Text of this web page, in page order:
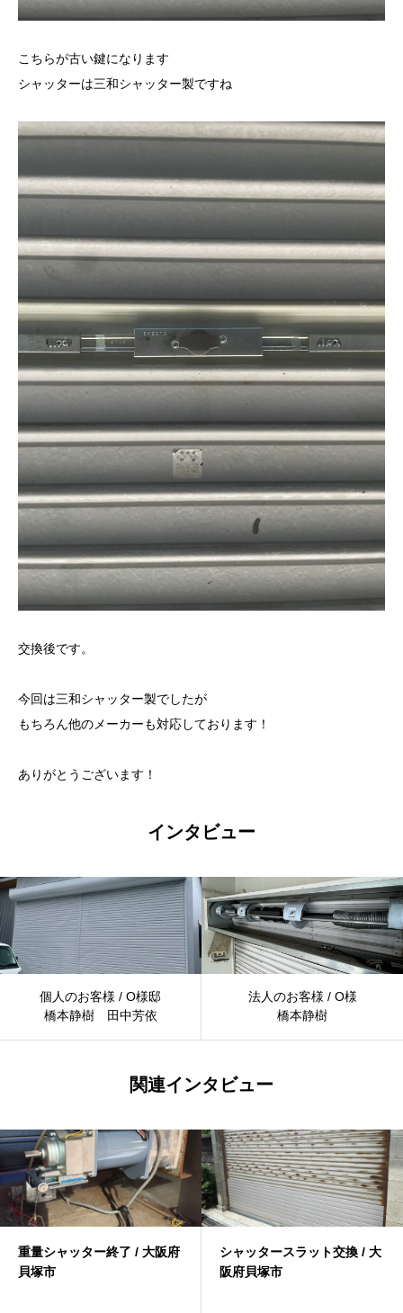
こちらが古い鍵になります
シャッターは三和シャッター製ですね
交換後です。
今回は三和シャッター製でしたが
もちろん他のメーカーも対応しております！
ありがとうございます！
インタビュー
個人のお客様 / O様邸
橋本静樹 田中芳依
法人のお客様 / O様
橋本静樹
関連インタビュー
重量シャッター終了 / 大阪府
貝塚市
シャッタースラット交換 / 大
阪府貝塚市